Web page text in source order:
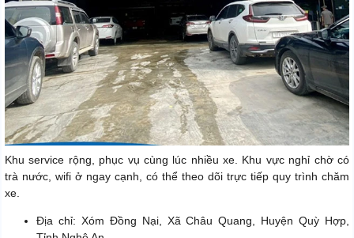
Khu service rộng, phục vụ cùng lúc nhiều xe. Khu vực nghỉ chờ có
trà nước, wifi ở ngay cạnh, có thể theo dõi trực tiếp quy trình chăm
xe.
Địa chỉ: Xóm Đồng Nại, Xã Châu Quang, Huyện Quỳ Hợp,